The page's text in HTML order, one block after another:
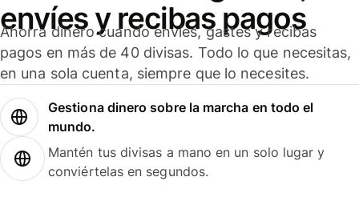
envíes y recibas pagos
Ahorra dinero cuando envíes, gastes y recibas
pagos en más de 40 divisas. Todo lo que necesitas,
en una sola cuenta, siempre que lo necesites.
Gestiona dinero sobre la marcha en todo el
mundo.
Mantén tus divisas a mano en un solo lugar y
conviértelas en segundos.